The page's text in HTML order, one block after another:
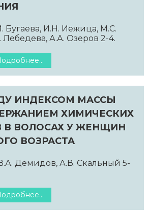
Бугаева, И.Н. Иежица, М.С.
Лебедева, А.А. Озеров 2-4.
ИНДЕКСОМ МАССЫ
ХИМИЧЕСКИХ
В ВОЛОСАХ У ЖЕНЩИН
ВОЗРАСТА
Демидов, А.В. Скальный 5-